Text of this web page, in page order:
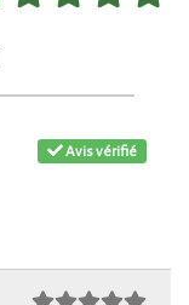
Avis vérifié